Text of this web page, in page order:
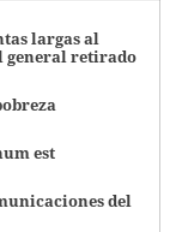
largas al
general retirado
est
del